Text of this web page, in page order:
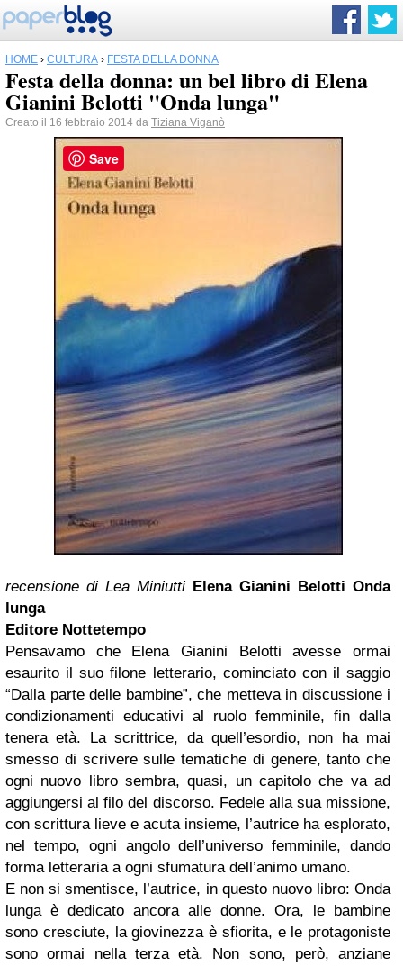
HOME › CULTURA › FESTA DELLA DONNA
Festa della donna: un bel libro di Elena
Gianini Belotti "Onda lunga"
Creato il 16 febbraio 2014 da Tiziana Viganò
recensione di Lea Miniutti Elena Gianini Belotti Onda
lunga
Editore Nottetempo
Pensavamo che Elena Gianini Belotti avesse ormai
esaurito il suo filone letterario, cominciato con il saggio
“Dalla parte delle bambine”, che metteva in discussione i
condizionamenti educativi al ruolo femminile, fin dalla
tenera età. La scrittrice, da quell’esordio, non ha mai
smesso di scrivere sulle tematiche di genere, tanto che
ogni nuovo libro sembra, quasi, un capitolo che va ad
aggiungersi al filo del discorso. Fedele alla sua missione,
con scrittura lieve e acuta insieme, l’autrice ha esplorato,
nel tempo, ogni angolo dell’universo femminile, dando
forma letteraria a ogni sfumatura dell’animo umano.
E non si smentisce, l’autrice, in questo nuovo libro: Onda
lunga è dedicato ancora alle donne. Ora, le bambine
sono cresciute, la giovinezza è sfiorita, e le protagoniste
sono ormai nella terza età. Non sono, però, anziane
Save